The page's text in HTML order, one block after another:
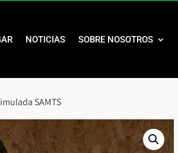
NOTICIAS SOBRE NOSOTROS
SAMTS